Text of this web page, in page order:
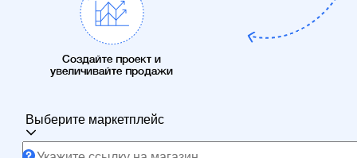
Создайте проект и
увеличивайте продажи
Выберите маркетплейс